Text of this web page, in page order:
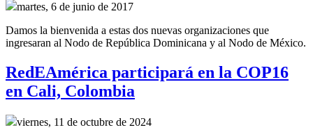
martes, 6 de junio de 2017
Damos la bienvenida a estas dos nuevas organizaciones que
ingresaran al Nodo de República Dominicana y al Nodo de México.
RedEAmérica participará en la COP16
en Cali, Colombia
viernes, 11 de octubre de 2024